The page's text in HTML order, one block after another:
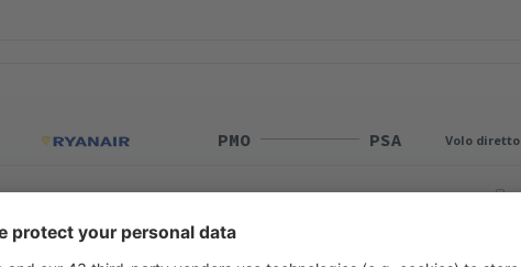
PMO PSA Volo diretto
Durata totale del viaggio: 1h 20min dettagli